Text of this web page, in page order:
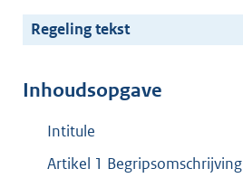
Regeling tekst
Inhoudsopgave
Intitule
Artikel 1 Begripsomschrijving